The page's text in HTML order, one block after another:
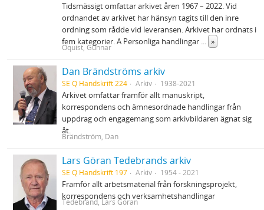
Tidsmässigt omfattar arkivet åren 1967 – 2022. Vid
ordnandet av arkivet har hänsyn tagits till den inre
ordning som rådde vid leveransen. Arkivet har ordnats i
fem kategorier. A Personliga handlingar ... »
Öquist, Gunnar
Dan Brändströms arkiv
SE Q Handskrift 224 Arkiv 1938-2021
Arkivet omfattar framför allt manuskript,
korrespondens och ämnesordnade handlingar från
uppdrag och engagemang som arkivbildaren ägnat sig
åt.
Brändström, Dan
Lars Göran Tedebrands arkiv
SE Q Handskrift 197 Arkiv 1954 - 2021
Framför allt arbetsmaterial från forskningsprojekt,
korrespondens och verksamhetshandlingar
Tedebrand, Lars Göran